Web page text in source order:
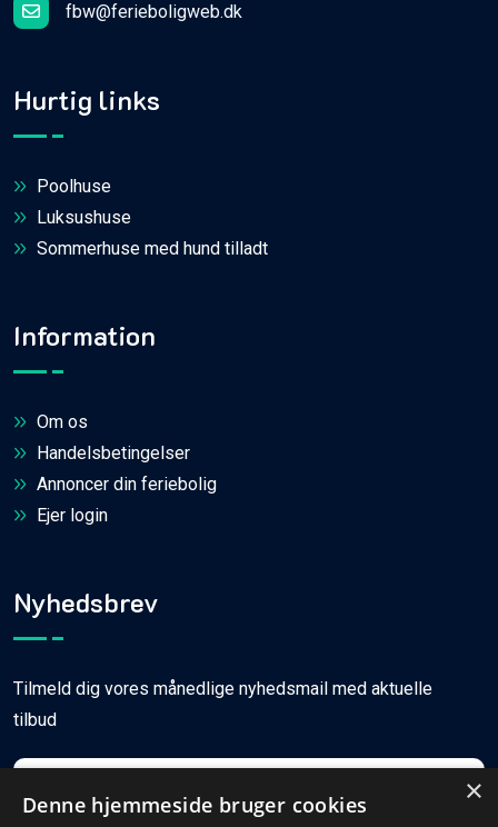
fbw@ferieboligweb.dk
Hurtig links
Poolhuse
Luksushuse
Sommerhuse med hund tilladt
Information
Om os
Handelsbetingelser
Annoncer din feriebolig
Ejer login
Nyhedsbrev
Tilmeld dig vores månedlige nyhedsmail med aktuelle
tilbud
×
Denne hjemmeside bruger cookies